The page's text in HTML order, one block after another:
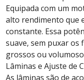
€180,0.€160,0.
Equipada com um
alto rendimento que
constante. Essa
suave, sem puxar os
grossos ou
Lâminas e Ajuste de
As lâminas são de